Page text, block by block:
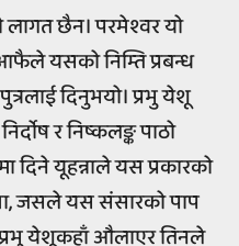
लागत छैन। परमेश्वर यो
यसको निम्ति प्रबन्ध
दिनुभयो। प्रभु येशू
र निष्कलङ्क पाठो
दिने यूहन्नाले यस प्रकारको
जसले यस संसारको पाप
प्रभु येशूकहाँ औलाएर तिनले